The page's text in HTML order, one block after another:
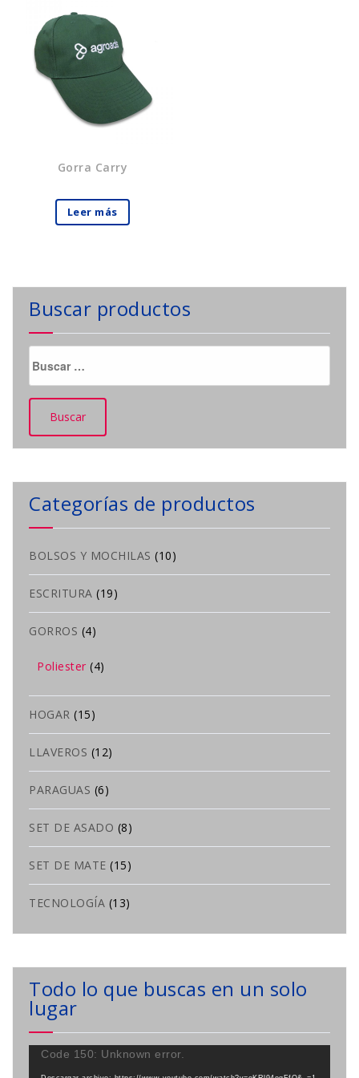
Gorra Carry
Leer más
Buscar productos
Categorías de productos
BOLSOS Y MOCHILAS (10)
ESCRITURA (19)
GORROS (4)
Poliester (4)
HOGAR (15)
LLAVEROS (12)
PARAGUAS (6)
SET DE ASADO (8)
SET DE MATE (15)
TECNOLOGÍA (13)
Todo lo que buscas en un solo
lugar
Reproductor
Code 150: Unknown error.